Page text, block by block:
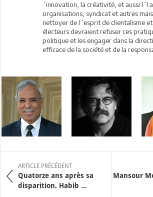
´innovation, la créativité, et aussi l´l
organisations, syndicat et autres
nettoyer de l´esprit de clientalisme
électeurs devraient refuser ces
politique et les engager dans la
efficace de la société et de la
ARTICLE PRÉCÉDENT
Quatorze ans après sa
disparition, Habib ...
Mansour